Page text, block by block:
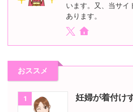
います。又、当サイ
あります。
おススメ
1 妊婦が着付け